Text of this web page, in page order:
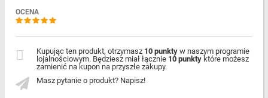
OCENA
Masz pytanie o produkt? Napisz!
Kupując ten produkt, otrzymasz 10 punkty w naszym programie
lojalnościowym. Będziesz miał łącznie 10 punkty które możesz
zamienić na kupon na przyszłe zakupy.